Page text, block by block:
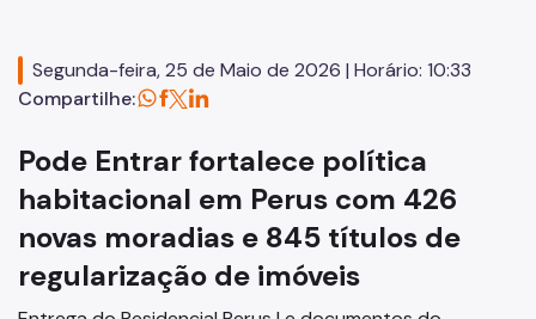
Conselhos Gestores
FMSAI
FMH
Programas
Pode Entrar
Segunda-feira, 25 de Maio de 2026 | Horário: 10:33
Compartilhe:
Pode Entrar fortalece política
habitacional em Perus com 426
novas moradias e 845 títulos de
regularização de imóveis